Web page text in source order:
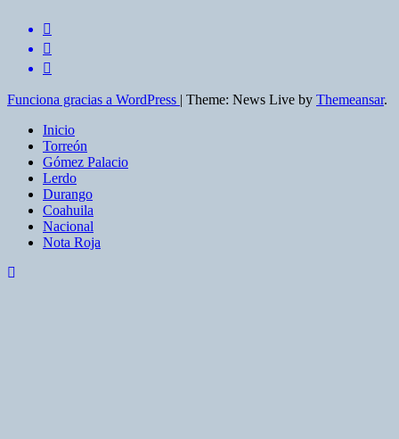
Funciona gracias a WordPress | Theme: News Live by Themeansar.
Inicio
Torreón
Gómez Palacio
Lerdo
Durango
Coahuila
Nacional
Nota Roja